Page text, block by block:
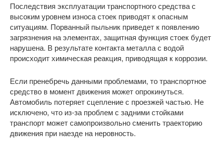
Последствия эксплуатации транспортного средства с
высоким уровнем износа стоек приводят к опасным
ситуациям. Порванный пыльник приведет к появлению
загрязнения на элементах, защитная функция стоек будет
нарушена. В результате контакта металла с водой
происходит химическая реакция, приводящая к коррозии.
Если пренебречь данными проблемами, то транспортное
средство в момент движения может опрокинуться.
Автомобиль потеряет сцепление с проезжей частью. Не
исключено, что из-за проблем с задними стойками
транспорт может самопроизвольно сменить траекторию
движения при наезде на неровность.